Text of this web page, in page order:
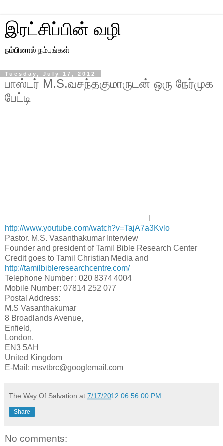
இரட்சிப்பின் வழி
நம்பினால் நம்புங்கள்
Tuesday, July 17, 2012
பாஸ்டர் M.S.வசந்தகுமாருடன் ஒரு நேர்முக‌
பேட்டி
http://www.youtube.com/watch?v=TajA7a3Kvlo
Pastor. M.S. Vasanthakumar Interview
Founder and president of Tamil Bible Research Center
Credit goes to Tamil Christian Media and
http://tamilbibleresearchcentre.com/
Telephone Number : 020 8374 4004
Mobile Number: 07814 252 077
Postal Address:
M.S Vasanthakumar
8 Broadlands Avenue,
Enfield,
London.
EN3 5AH
United Kingdom
E-Mail: msvtbrc@googlemail.com
The Way Of Salvation at 7/17/2012 06:56:00 PM
Share
No comments: